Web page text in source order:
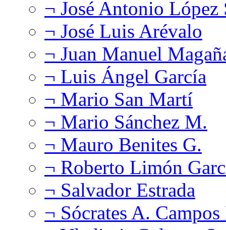
¬ José Antonio López
¬ José Luis Arévalo
¬ Juan Manuel
¬ Luis Ángel García
¬ Mario San Martí
¬ Mario Sánchez M.
¬ Mauro Benites G.
¬ Roberto Limón
¬ Salvador Estrada
¬ Sócrates A.